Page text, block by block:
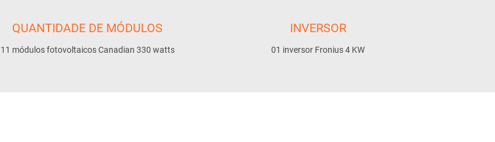
QUANTIDADE DE MÓDULOS
11 módulos fotovoltaicos Canadian 330 watts
INVERSOR
01 inversor Fronius 4 KW